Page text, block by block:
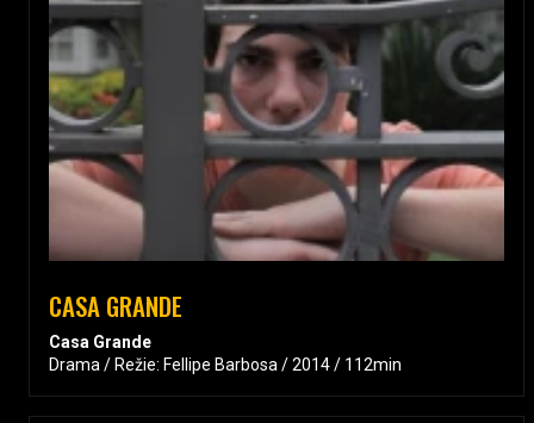
CASA GRANDE
Casa Grande
Drama / Režie: Fellipe Barbosa / 2014 / 112min